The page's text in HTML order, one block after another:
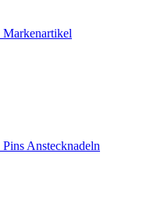
Markenartikel
Pins Anstecknadeln